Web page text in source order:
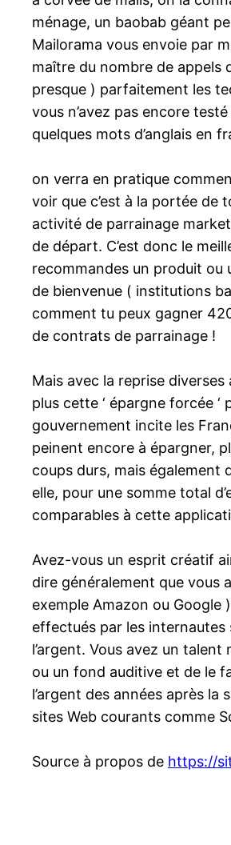
ménage, un baobab géant
Mailorama vous envoie par
maître du nombre de appels
presque ) parfaitement les
vous n’avez pas encore
quelques mots d’anglais en
on verra en pratique
voir que c’est à la portée de
activité de parrainage
de départ. C’est donc le
recommandes un produit ou
de bienvenue ( institutions
comment tu peux gagner
de contrats de parrainage !
Mais avec la reprise
plus cette ‘ épargne forcée
gouvernement incite les
peinent encore à épargner,
coups durs, mais également
elle, pour une somme total
comparables à cette
Avez-vous un esprit créatif
dire généralement que vous
exemple Amazon ou
effectués par les internautes
l’argent. Vous avez un
ou un fond auditive et de le
l’argent des années après
sites Web courants comme
Source à propos de https://